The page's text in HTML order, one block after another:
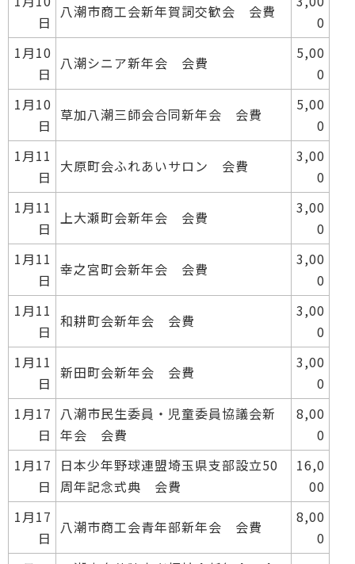
日
八潮市商工会新年賀詞交歓会 会費
0
1月10
日
八潮シニア新年会 会費
5,00
0
1月10
日
草加八潮三師会合同新年会 会費
5,00
0
1月11
日
大原町会ふれあいサロン 会費
3,00
0
1月11
日
上大瀬町会新年会 会費
3,00
0
1月11
日
幸之宮町会新年会 会費
3,00
0
1月11
日
和耕町会新年会 会費
3,00
0
1月11
日
新田町会新年会 会費
3,00
0
1月17
日
八潮市民生委員・児童委員協議会新
年会 会費
8,00
0
1月17
日
日本少年野球連盟埼玉県支部設立50
周年記念式典 会費
16,0
00
1月17
日
八潮市商工会青年部新年会 会費
8,00
0